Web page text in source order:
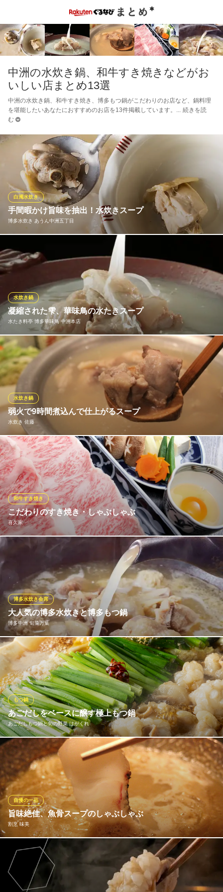
中洲の水炊き鍋、和牛すき焼きなどがお
いしい店まとめ13選
中洲の水炊き鍋、和牛すき焼き、博多もつ鍋がこだわりのお店など、鍋料理
を堪能したいあなたにおすすめのお店を13件掲載しています。
続きを読
む
手間暇かけ旨味を抽出！水炊きスープ
博多水炊き あうん中洲五丁目
白濁水炊き
鶏ガラ・足ガラを丸二日間かけてじっくり煮込み仕上げる白濁ス
ープ。臭みがなくクリーミーな味わいで旨味たっぷり！つきっき
りでアクを取り、余計な雑味を一切無くし、はかた地どり本来の
うまさを味わえる完成まで約二日間。濃厚な白濁スープは見た目
よりもあっさりとした味わいです。当店独自の味をお試しくださ
い！
博多水炊き あうん中洲五丁目
水炊き 中洲 個室
地下鉄空港線（1号線）中洲川端駅 徒歩5分
福岡県福岡市博多区中洲5-5-19 緑川ビル 2F
凝縮された雫、華味鳥の水たきスープ
水たき料亭 博多華味鳥 中洲本店
水炊き鍋
博多の水炊きは、まずスープを味わいます。創業者が鶏骨の鮮
度、部位、量、そしてスープを炊き出すための水、温度、時間、
全てにおいて独自の製法を造り上げ、ようやくこの凝縮された雫
へと辿り着きました。その製法を受け継いだ職人たちが精魂込め
た白濁のスープを守り続けております。極上のスープで至福のひ
とときを。
水たき料亭 博多華味鳥 中洲本店
水たき料亭
地下鉄空港線中洲川端駅2番出口 徒歩5分
福岡県福岡市博多区中洲5-4-24 トリゼンビル
弱火で9時間煮込んで仕上がるスープ
水炊き 佐藤
水炊き鍋
鶏ガラを弱火でじっくり9時間煮込んで水炊きスープ。 試行錯誤
を繰り返して完成したスープをご堪能下さい。
水炊き 佐藤
九州産食材使用の水炊き
地下鉄空港線（1号線）中洲川端駅 徒歩4分
福岡県福岡市博多区中洲4-1-6 ライオンビル中洲館1F
こだわりのすき焼き・しゃぶしゃぶ
喜久家
和牛すき焼き
極上の素材をシンプルに味わって頂くために、九州各地より選び
抜いた特選黒毛和牛と、九州ならではの新鮮な山の幸、海の幸な
ど質と味にこだわった美味しさを心ゆくまでご賞味ください。
喜久家
鉄板焼・すき焼き
地下鉄空港線（1号線）中洲川端駅 徒歩7分
福岡県福岡市博多区中洲1-3-15
大人気の博多水炊きと博多もつ鍋
博多中洲 旬菜万葉
博多水炊き会席
地下鉄中洲川端駅徒歩1分！博多山笠「鍋」コース！歓送迎会や接
待に！各種コース料理４０００円より～１０.０００円までご用意
致しております。豪華刺身、伊勢海老、ヤリイカ活造り、平目活
造り、特選和牛ロースの陶板焼き、セイロ蒸し、水炊き、もつ
鍋、旬の味覚など他、旬菜万葉ならではのお料理をご堪能下さ
い。
博多中洲 旬菜万葉
個室で頂く九州博多の味
地下鉄空港線（1号線）中洲川端駅3番出口 徒歩1分
福岡県福岡市博多区中洲5-2-18 THE LIVELY FUKUOKA(ザ ライブリー福岡)B1
あごだしをベースに醸す極上もつ鍋
あごだしもつ鍋と旬の野菜 はがくれ
もつ鍋
「はがくれ」が掲げる最大の特長は、にんにくを使わず、あご
（飛び魚）でとった出汁をベースにするもつ鍋です。にんにくの
香りが残らない設計は、翌日の予定を気にする人にも優しい配
慮。スープはあごだしの旨味を軸にしながら、昆布や鰹節を重ね
て風味を膨らませ、鍋全体を一本の味わいで統一。
あごだしもつ鍋と旬の野菜 はがくれ
九州旨いもの居酒屋
地下鉄空港線（1号線）中洲川端駅 徒歩2分
福岡県福岡市博多区中洲5-5-9 サン・ゴールデンビル1F
旨味絶佳、魚骨スープのしゃぶしゃぶ
割烹 味美
自慢の一品
数ある単品メニュー中でも、今や名物の座についた「魚骨スープ
のしゃぶしゃぶ」。数種の魚骨からじっくりとった出汁に旬の白
身魚をくぐらせ、タレなしで濃厚な旨みを味わう。シメのにゅう
めんも別腹にちょうどよく、さらにライムが登場。これを絞れば